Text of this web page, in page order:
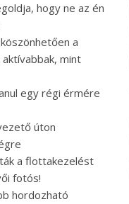
hogy ne az én
a
mint
egy régi érmére
úton
a flottakezelést
fotós!
hordozható